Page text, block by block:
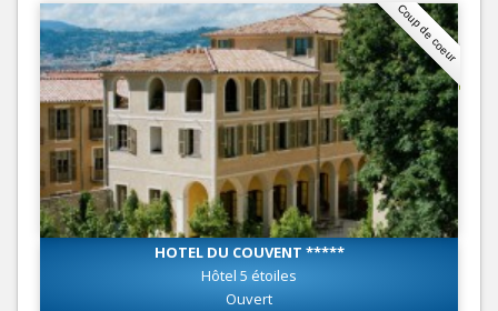
Coup de coeur
HOTEL DU COUVENT *****
Hôtel 5 étoiles
Ouvert